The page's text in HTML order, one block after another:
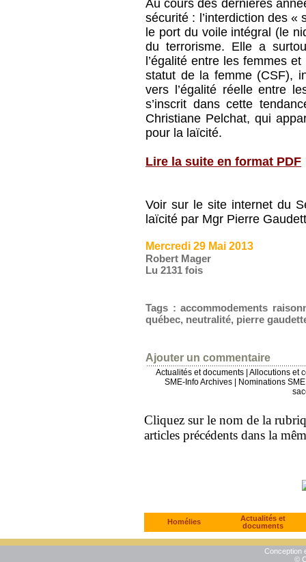
Au cours des dernières
sécurité : l’interdiction des
le port du voile intégral (le
du terrorisme. Elle a
l’égalité entre les femmes
statut de la femme (CSF),
vers l’égalité réelle entre
s’inscrit dans cette
Christiane Pelchat, qui
pour la laïcité.
Lire la suite en format PDF
Voir sur le site internet du
laïcité par Mgr Pierre
Mercredi 29 Mai 2013
Robert Mager
Lu 2131 fois
Tags :accommodements
québec, neutralité, pierre
Ajouter un commentaire
Actualités et documents
Allocutions et
SME-Info Archives
Nominations
Cliquez sur le nom de la
articles précédents dans la
Homélies
Actualités et
documents
Conception
©